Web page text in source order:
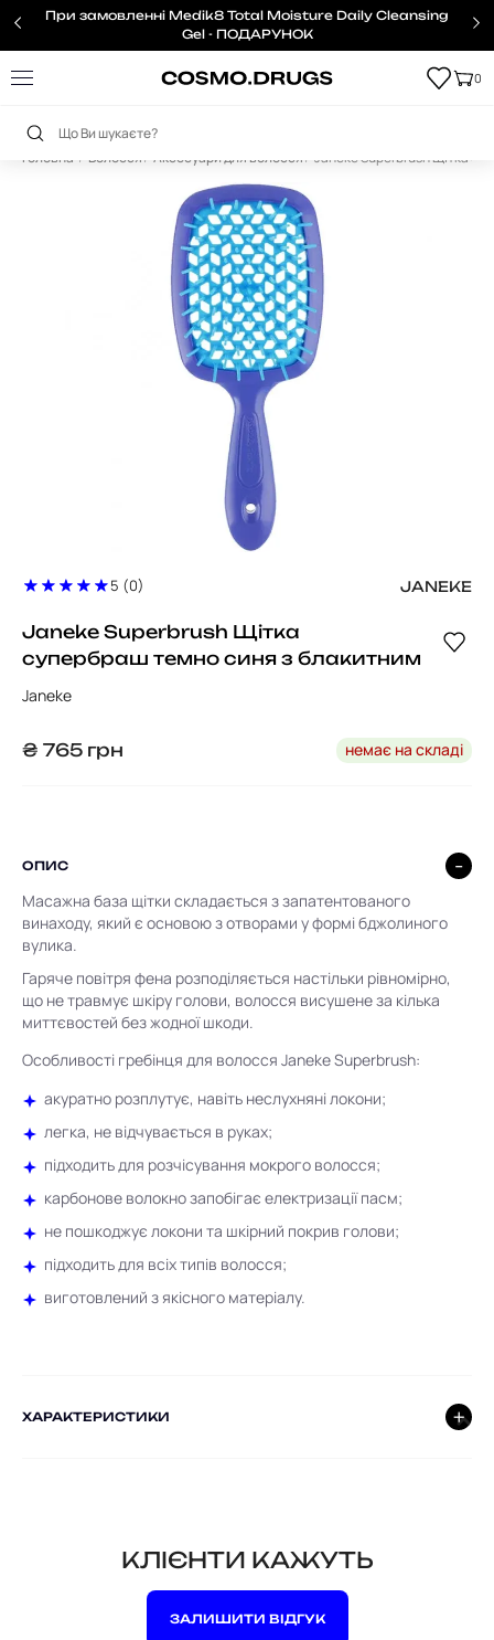
При замовленні Medik8 Total Moisture Daily Cleansing
Gel - ПОДАРУНОК
0
Головна Волосся Аксесуари для волосся Janeke Superbrush Щітка
5 (0) JANEKE
Janeke Superbrush Щітка
супербраш темно синя з блакитним
Janeke
₴ 765 грн немає на складі
ОПИС
Масажна база щітки складається з запатентованого
винаходу, який є основою з отворами у формі бджолиного
вулика.
Гаряче повітря фена розподіляється настільки рівномірно,
що не травмує шкіру голови, волосся висушене за кілька
миттєвостей без жодної шкоди.
Особливості гребінця для волосся Janeke Superbrush:
акуратно розплутує, навіть неслухняні локони;
легка, не відчувається в руках;
підходить для розчісування мокрого волосся;
карбонове волокно запобігає електризації пасм;
не пошкоджує локони та шкірний покрив голови;
підходить для всіх типів волосся;
виготовлений ​​з якісного матеріалу.
ХАРАКТЕРИСТИКИ
КЛІЄНТИ КАЖУТЬ
ЗАЛИШИТИ ВІДГУК